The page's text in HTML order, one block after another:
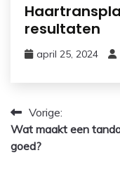
resultaten
april 25, 2024
Bericht
navigatie
Vorige:
Wat maakt een
goed?